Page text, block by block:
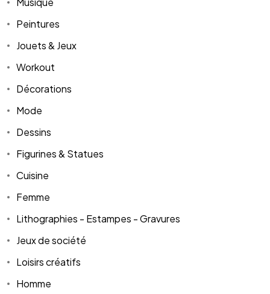
Peintures
Jouets & Jeux
Workout
Décorations
Mode
Dessins
Figurines & Statues
Cuisine
Femme
Lithographies - Estampes - Gravures
Jeux de société
Loisirs créatifs
Homme